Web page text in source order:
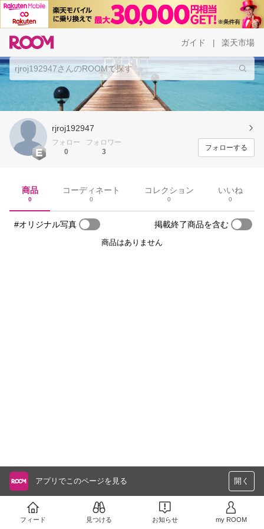
ガイド 楽天市場
rjroj192947
フォロー
0
フォロワー
3
フォローする
商品
0
コーディネート
0
コレクション
0
いいね
0
#オリジナル写真 掲載終了商品を含む
商品はありません
アプリでこのページを見る 開く
フィード 見つける お知らせ my ROOM